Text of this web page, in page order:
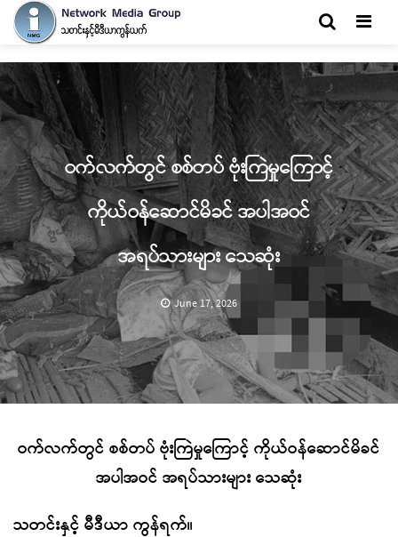
ဝက်လက်တွင် စစ်တပ် ဗုံးကြဲမှုကြောင့်
ကိုယ်ဝန်ဆောင်မိခင် အပါအဝင်
အရပ်သားများ သေဆုံး
June 17, 2026
ဝက်လက်တွင် စစ်တပ် ဗုံးကြဲမှုကြောင့် ကိုယ်ဝန်ဆောင်မိခင်
အပါအဝင် အရပ်သားများ သေဆုံး
သတင်းနှင့် မီဒီယာ ကွန်ရက်။